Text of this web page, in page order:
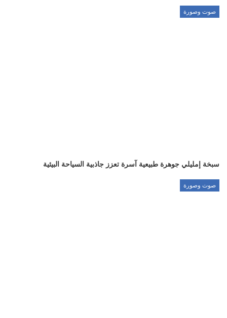
صوت وصورة
سبخة إمليلي جوهرة طبيعية آسرة تعزز جاذبية السياحة البيئية
صوت وصورة